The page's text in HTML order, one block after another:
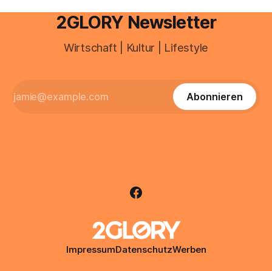
2GLORY Newsletter
Wirtschaft | Kultur | Lifestyle
Abonnieren
ImpressumDatenschutzWerben